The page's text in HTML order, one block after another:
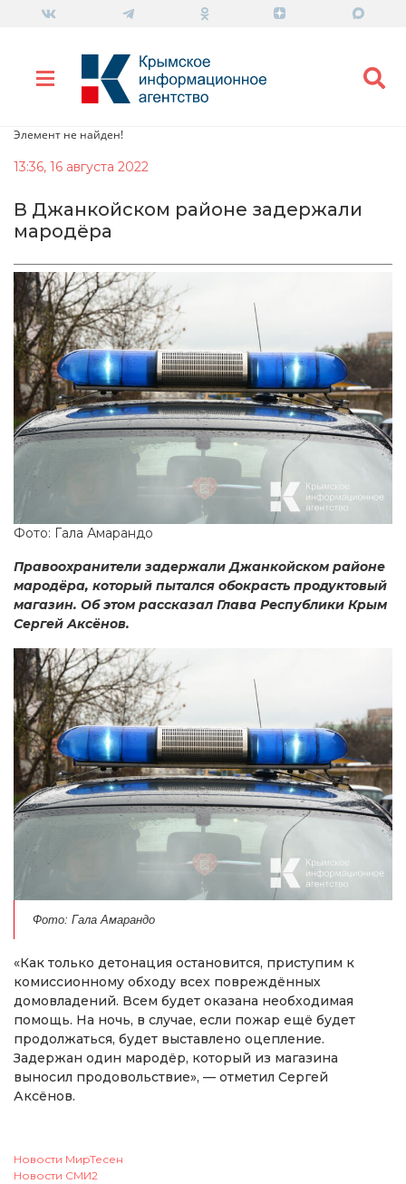
Элемент не найден!
13:36, 16 августа 2022
В Джанкойском районе задержали
мародёра
Фото: Гала Амарандо
Правоохранители задержали Джанкойском районе
мародёра, который пытался обокрасть продуктовый
магазин. Об этом рассказал Глава Республики Крым
Сергей Аксёнов.
Фото: Гала Амарандо
«Как только детонация остановится, приступим к
комиссионному обходу всех повреждённых
домовладений. Всем будет оказана необходимая
помощь. На ночь, в случае, если пожар ещё будет
продолжаться, будет выставлено оцепление.
Задержан один мародёр, который из магазина
выносил продовольствие», — отметил Сергей
Аксёнов.
Новости МирТесен
Новости СМИ2